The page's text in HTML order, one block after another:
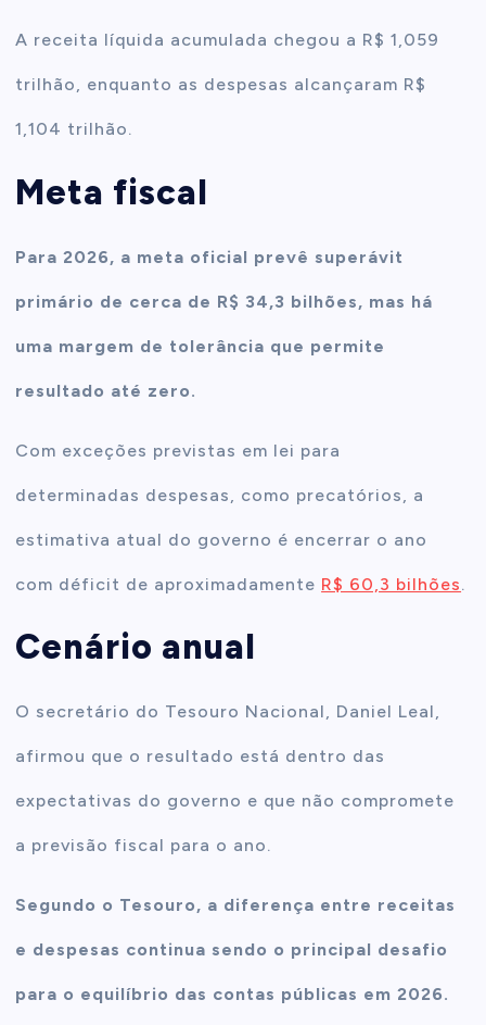
A receita líquida acumulada chegou a R$ 1,059
trilhão, enquanto as despesas alcançaram R$
1,104 trilhão.
Meta fiscal
Para 2026, a meta oficial prevê superávit
primário de cerca de R$ 34,3 bilhões, mas há
uma margem de tolerância que permite
resultado até zero.
Com exceções previstas em lei para
determinadas despesas, como precatórios, a
estimativa atual do governo é encerrar o ano
com déficit de aproximadamente R$ 60,3 bilhões.
Cenário anual
O secretário do Tesouro Nacional, Daniel Leal,
afirmou que o resultado está dentro das
expectativas do governo e que não compromete
a previsão fiscal para o ano.
Segundo o Tesouro, a diferença entre receitas
e despesas continua sendo o principal desafio
para o equilíbrio das contas públicas em 2026.